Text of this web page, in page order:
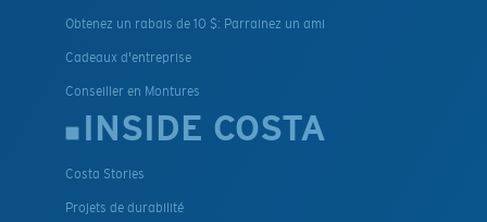
Obtenez un rabais de 10 $: Parrainez un ami
Cadeaux d'entreprise
Conseiller en Montures
INSIDE COSTA
Costa Stories
Projets de durabilité